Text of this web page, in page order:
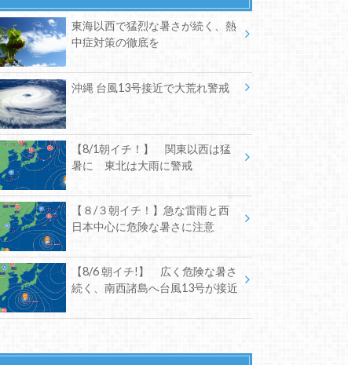
東海以西で猛烈な暑さが続く、熱
中症対策の徹底を
沖縄 台風13号接近で大荒れ警戒
【8/1朝イチ！】 関東以西は猛
暑に 東北は大雨に警戒
【８/３朝イチ！】急な雷雨と西
日本中心に危険な暑さに注意
【8/6 朝イチ!】 広く危険な暑さ
続く、南西諸島へ台風13号が接近